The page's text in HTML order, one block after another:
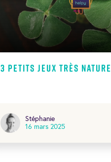
3 petits jeux très nature
Stéphanie
16 mars 2025